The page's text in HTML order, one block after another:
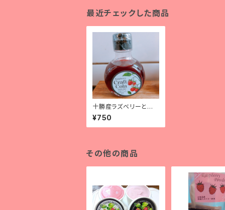
最近チェックした商品
十勝産ラズベリーと有
機スパイス使用！『ラズ
ベリークラフトコーラ』
（120g）
¥750
その他の商品